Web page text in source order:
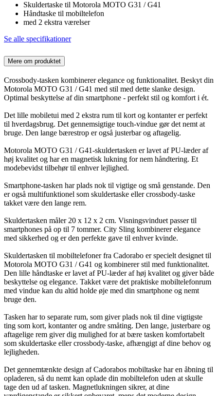
Skuldertaske til Motorola MOTO G31 / G41
Håndtaske til mobiltelefon
med 2 ekstra værelser
Se alle specifikationer
Mere om produktet
Crossbody-tasken kombinerer elegance og funktionalitet. Beskyt din
Motorola MOTO G31 / G41 med stil med dette slanke design.
Optimal beskyttelse af din smartphone - perfekt stil og komfort i ét.
Det lille mobiletui med 2 ekstra rum til kort og kontanter er perfekt
til hverdagsbrug. Det gennemsigtige touch-vindue gør det nemt at
bruge. Den lange bærestrop er også justerbar og aftagelig.
Motorola MOTO G31 / G41-skuldertasken er lavet af PU-læder af
høj kvalitet og har en magnetisk lukning for nem håndtering. Et
modebevidst tilbehør til enhver lejlighed.
Smartphone-tasken har plads nok til vigtige og små genstande. Den
er også multifunktionel som skuldertaske eller crossbody-taske
takket være den lange rem.
Skuldertasken måler 20 x 12 x 2 cm. Visningsvinduet passer til
smartphones på op til 7 tommer. City Sling kombinerer elegance
med sikkerhed og er den perfekte gave til enhver kvinde.
Skuldertasken til mobiltelefoner fra Cadorabo er specielt designet til
Motorola MOTO G31 / G41 og kombinerer stil med funktionalitet.
Den lille håndtaske er lavet af PU-læder af høj kvalitet og giver både
beskyttelse og elegance. Takket være det praktiske mobiltelefonrum
med vindue kan du altid holde øje med din smartphone og nemt
bruge den.
Tasken har to separate rum, som giver plads nok til dine vigtigste
ting som kort, kontanter og andre småting. Den lange, justerbare og
aftagelige rem giver dig mulighed for at bære tasken komfortabelt
som skuldertaske eller crossbody-taske, afhængigt af dine behov og
lejligheden.
Det gennemtænkte design af Cadorabos mobiltaske har en åbning til
opladeren, så du nemt kan oplade din mobiltelefon uden at skulle
tage den ud af tasken. Magnetlukningen sikrer, at dine